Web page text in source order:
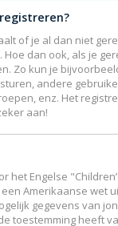
of je al dan niet
dan ook, als je
Zo kun je
andere
enz. Het
aan!
het Engelse
Amerikaanse wet
gegevens van
toestemming heeft